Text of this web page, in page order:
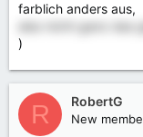
farblich anders aus,
also nicht ganz das
)
R RobertG
New